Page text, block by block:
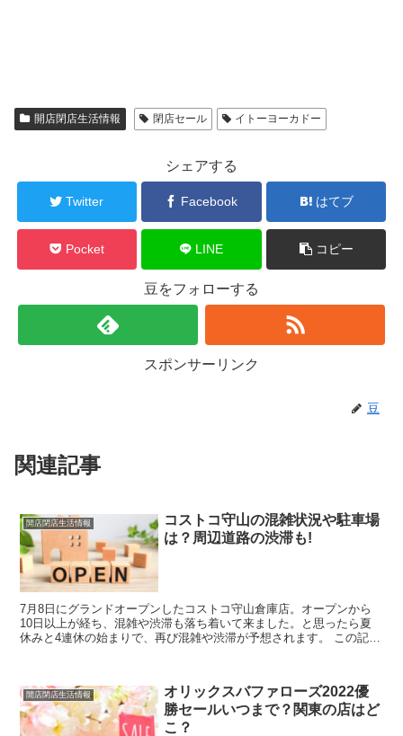
開店閉店生活情報 閉店セール イトーヨーカドー
シェアする
Twitter Facebook はてブ
Pocket LINE コピー
豆をフォローする
スポンサーリンク
豆
関連記事
開店閉店生活情報
コストコ守山の混雑状況や駐車場
は？周辺道路の渋滞も!
7月8日にグランドオープンしたコストコ守山倉庫店。オープンから
10日以上が経ち、混雑や渋滞も落ち着いて来ました。と思ったら夏
休みと4連休の始まりで、再び混雑や渋滞が予想されます。 この記事
開店閉店生活情報
オリックスバファローズ2022優
勝セールいつまで？関東の店はど
こ？